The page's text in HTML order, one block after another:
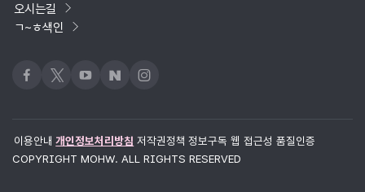
오시는길
ㄱ~ㅎ색인
페이스북
x 유튜브네이버블로그
인스타그램
이용안내 개인정보처리방침 저작권정책 정보구독 웹 접근성 품질인증
COPYRIGHT MOHW. ALL RIGHTS RESERVED